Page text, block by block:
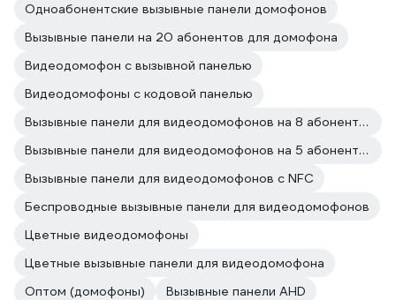
Одноабонентские вызывные панели домофонов
Вызывные панели на 20 абонентов для домофона
Видеодомофон с вызывной панелью
Видеодомофоны с кодовой панелью
Вызывные панели для видеодомофонов на 8 абонентов
Вызывные панели для видеодомофонов на 5 абонентов
Вызывные панели для видеодомофонов с NFC
Беспроводные вызывные панели для видеодомофонов
Цветные видеодомофоны
Цветные вызывные панели для видеодомофона
Оптом (домофоны)
Вызывные панели AHD